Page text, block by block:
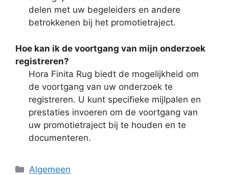
delen met uw begeleiders en andere
betrokkenen bij het promotietraject.
Hoe kan ik de voortgang van mijn onderzoek
registreren?
Hora Finita Rug biedt de mogelijkheid om
de voortgang van uw onderzoek te
registreren. U kunt specifieke mijlpalen en
prestaties invoeren om de voortgang van
uw promotietraject bij te houden en te
documenteren.
Categorieën
Algemeen